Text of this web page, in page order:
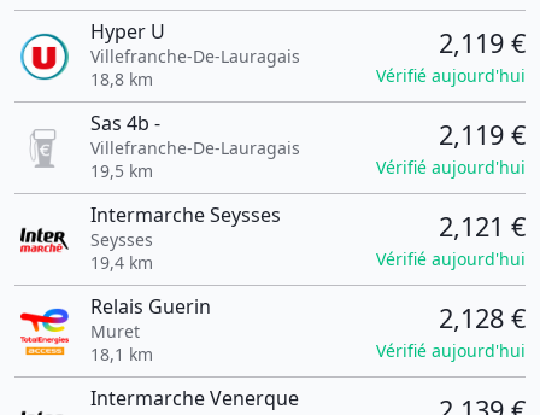
Hyper U
Villefranche-De-Lauragais
18,8 km
2,119 €
Vérifié aujourd'hui
Sas 4b -
Villefranche-De-Lauragais
19,5 km
2,119 €
Vérifié aujourd'hui
Intermarche Seysses
Seysses
19,4 km
2,121 €
Vérifié aujourd'hui
Relais Guerin
Muret
18,1 km
2,128 €
Vérifié aujourd'hui
Intermarche Venerque